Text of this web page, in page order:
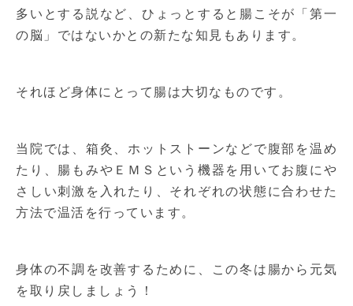
多いとする説など、ひょっとすると腸こそが「第一
の脳」ではないかとの新たな知見もあります。
それほど身体にとって腸は大切なものです。
当院では、箱灸、ホットストーンなどで腹部を温め
たり、腸もみやＥＭＳという機器を用いてお腹にや
さしい刺激を入れたり、それぞれの状態に合わせた
方法で温活を行っています。
身体の不調を改善するために、この冬は腸から元気
を取り戻しましょう！